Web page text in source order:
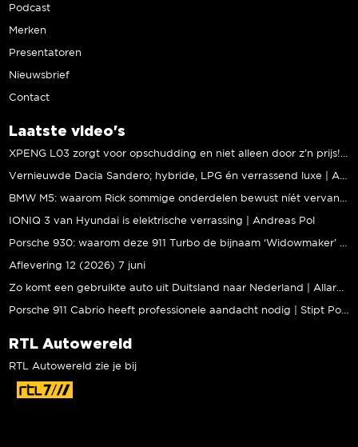
Podcast
Merken
Presentatoren
Nieuwsbrief
Contact
Laatste video's
XPENG L03 zorgt voor opschudding en niet alleen door z’n prijs! | Jeroen Mul
Vernieuwde Dacia Sandero; hybride, LPG én verrassend luxe | Andreas Pol
BMW M5: waarom Rick sommige onderdelen bewust níét vervangt | Stipt Polish Point
IONIQ 3 van Hyundai is elektrische verrassing | Andreas Pol
Porsche 930: waarom deze 911 Turbo de bijnaam ‘Widowmaker’ kreeg | Gallery Aaldering
Aflevering 12 (2026) 7 juni
Zo komt een gebruikte auto uit Duitsland naar Nederland | Allard Kalff
Porsche 911 Cabrio heeft professionele aandacht nodig | Stipt Polish Point
RTL Autowereld
RTL Autowereld zie je bij